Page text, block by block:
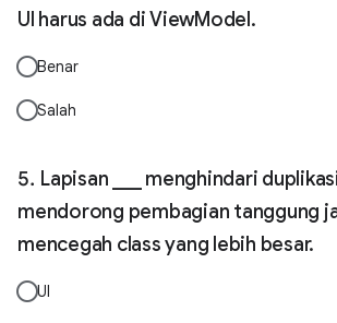
UI harus ada di ViewModel.
Benar
Salah
Lapisan ___ menghindari
mendorong pembagian tanggung
mencegah class yang lebih besar.
UI